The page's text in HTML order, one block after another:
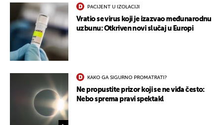
PACIJENT U IZOLACIJI
Vratio se virus koji je izazvao međunarodnu
uzbunu: Otkriven novi slučaj u Europi
KAKO GA SIGURNO PROMATRATI?
Ne propustite prizor koji se ne viđa često:
Nebo sprema pravi spektakl